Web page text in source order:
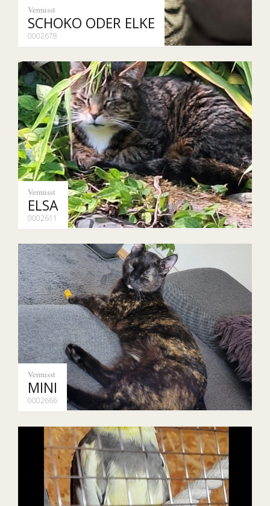
Vermisst
SCHOKO ODER ELKE
0002678
Vermisst
ELSA
0002611
Vermisst
MINI
0002666